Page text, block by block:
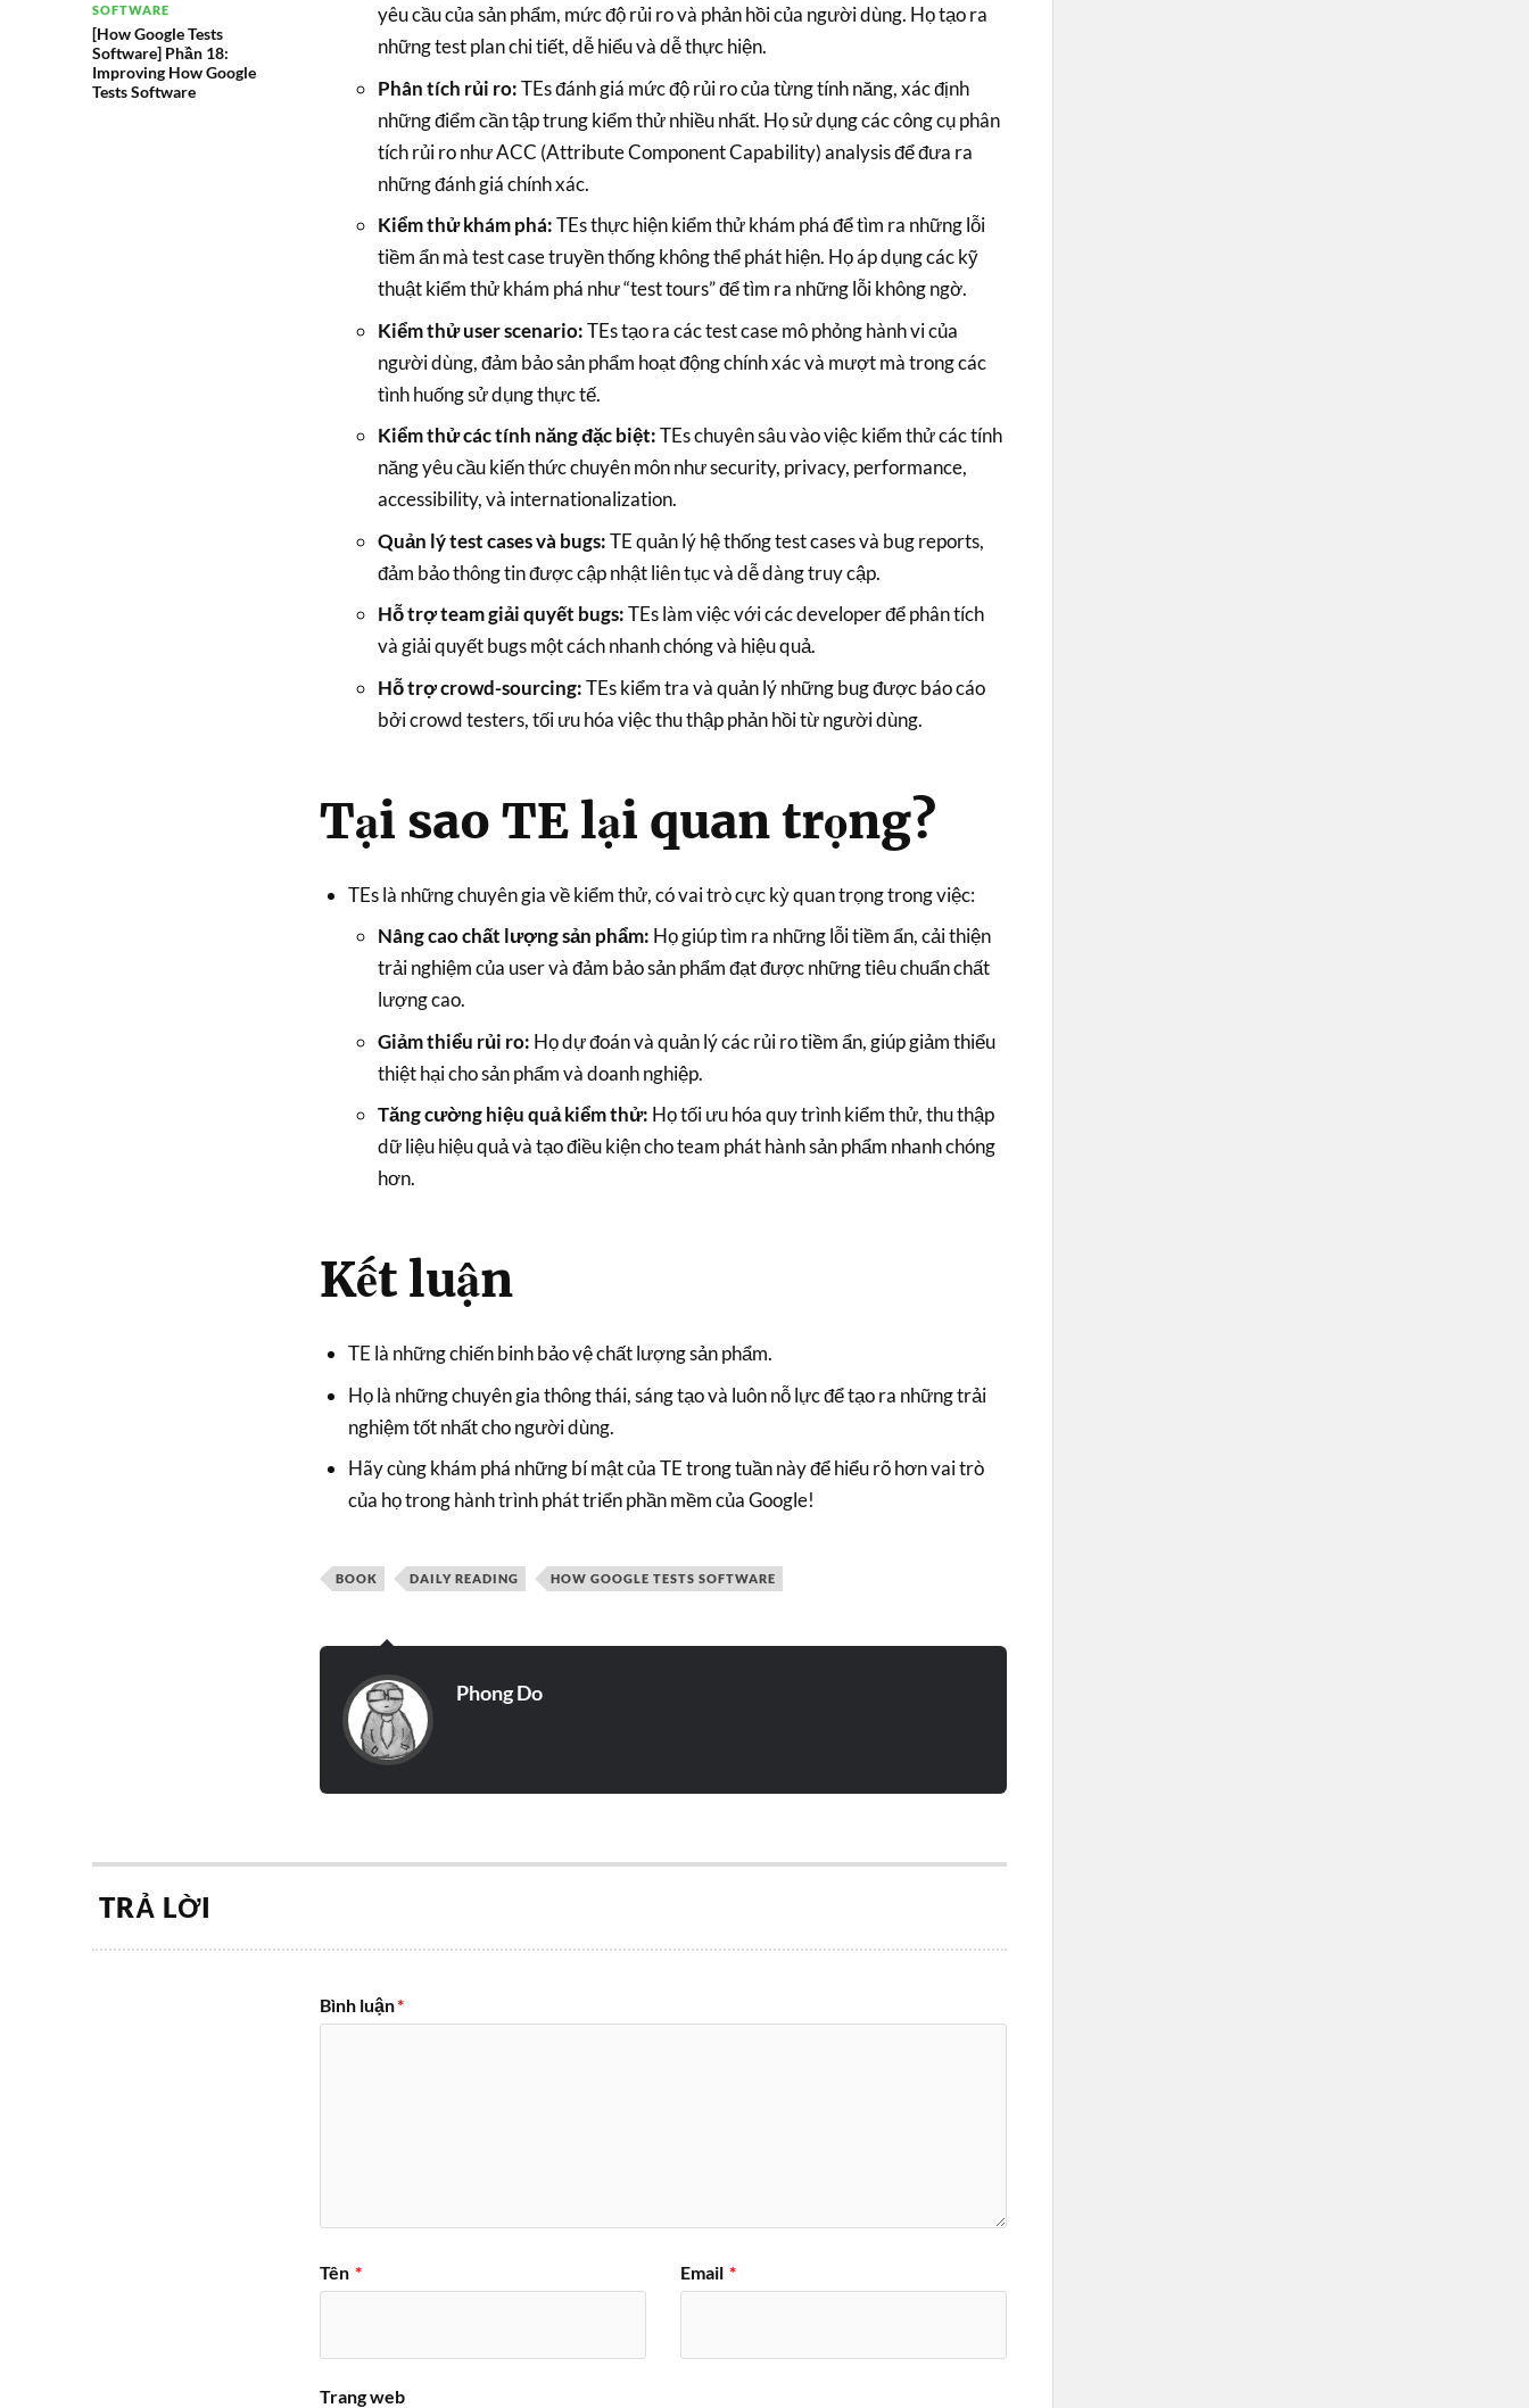
SOFTWARE
[How Google Tests
Software] Phần 18:
Improving How Google
Tests Software
yêu cầu của sản phẩm, mức độ rủi ro và phản hồi của người dùng. Họ tạo ra
những test plan chi tiết, dễ hiểu và dễ thực hiện.
Phân tích rủi ro:TEs đánh giá mức độ rủi ro của từng tính năng, xác định
những điểm cần tập trung kiểm thử nhiều nhất. Họ sử dụng các công cụ phân
tích rủi ro như ACC (Attribute Component Capability) analysis để đưa ra
những đánh giá chính xác.
Kiểm thử khám phá:TEs thực hiện kiểm thử khám phá để tìm ra những lỗi
tiềm ẩn mà test case truyền thống không thể phát hiện. Họ áp dụng các kỹ
thuật kiểm thử khám phá như “test tours” để tìm ra những lỗi không ngờ.
Kiểm thử user scenario:TEs tạo ra các test case mô phỏng hành vi của
người dùng, đảm bảo sản phẩm hoạt động chính xác và mượt mà trong các
tình huống sử dụng thực tế.
Kiểm thử các tính năng đặc biệt:TEs chuyên sâu vào việc kiểm thử các tính
năng yêu cầu kiến thức chuyên môn như security, privacy, performance,
accessibility, và internationalization.
Quản lý test cases và bugs:TE quản lý hệ thống test cases và bug reports,
đảm bảo thông tin được cập nhật liên tục và dễ dàng truy cập.
Hỗ trợ team giải quyết bugs:TEs làm việc với các developer để phân tích
và giải quyết bugs một cách nhanh chóng và hiệu quả.
Hỗ trợ crowd-sourcing:TEs kiểm tra và quản lý những bug được báo cáo
bởi crowd testers, tối ưu hóa việc thu thập phản hồi từ người dùng.
Tại sao TE lại quan trọng?
TEs là những chuyên gia về kiểm thử, có vai trò cực kỳ quan trọng trong việc:
Nâng cao chất lượng sản phẩm: Họ giúp tìm ra những lỗi tiềm ẩn, cải thiện
trải nghiệm của user và đảm bảo sản phẩm đạt được những tiêu chuẩn chất
lượng cao.
Giảm thiểu rủi ro: Họ dự đoán và quản lý các rủi ro tiềm ẩn, giúp giảm thiểu
thiệt hại cho sản phẩm và doanh nghiệp.
Tăng cường hiệu quả kiểm thử: Họ tối ưu hóa quy trình kiểm thử, thu thập
dữ liệu hiệu quả và tạo điều kiện cho team phát hành sản phẩm nhanh chóng
hơn.
Kết luận
TE là những chiến binh bảo vệ chất lượng sản phẩm.
Họ là những chuyên gia thông thái, sáng tạo và luôn nỗ lực để tạo ra những trải
nghiệm tốt nhất cho người dùng.
Hãy cùng khám phá những bí mật của TE trong tuần này để hiểu rõ hơn vai trò
của họ trong hành trình phát triển phần mềm của Google!
BOOK DAILY READING HOW GOOGLE TESTS SOFTWARE
Phong Do
TRẢ LỜI
Bình luận*
Tên * Email *
Trang web